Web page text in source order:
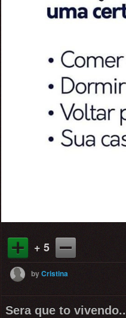
+ 5
byCristina
Sera que to vivendo..